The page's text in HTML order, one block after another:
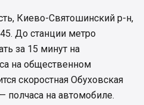
Киево-Святошинский р-н,
До станции метро
за 15 минут на
на общественном
скоростная Обуховская
полчаса на автомобиле.